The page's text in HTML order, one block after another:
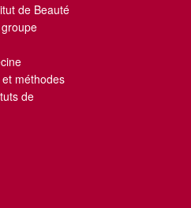
de Beauté
méthodes
de